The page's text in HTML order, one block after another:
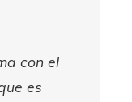
con el
es